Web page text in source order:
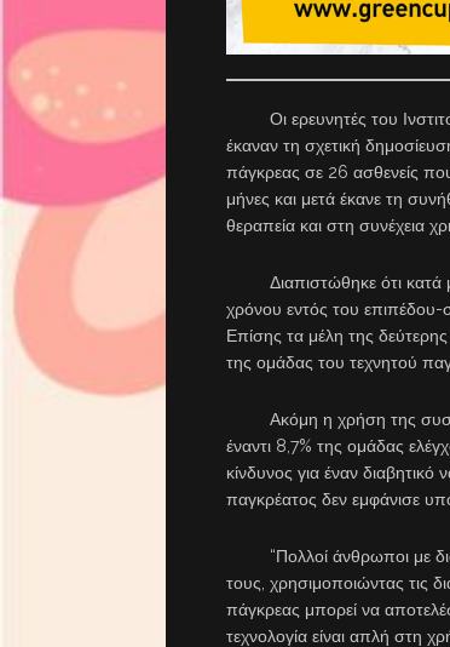
Οι ερευνητές του
έκαναν τη σχετική
πάγκρεας σε 26 ασθενείς
μήνες και μετά έκανε τη
θεραπεία και στη συνέχεια
Διαπιστώθηκε ότι κατά
χρόνου εντός του επιπέδου-
Επίσης τα μέλη της
της ομάδας του τεχνητού
Ακόμη η χρήση της
έναντι 8,7% της ομάδας
κίνδυνος για έναν
παγκρέατος δεν εμφάνισε
“Πολλοί άνθρωποι με
τους, χρησιμοποιώντας τις
πάγκρεας μπορεί να
τεχνολογία είναι απλή στη